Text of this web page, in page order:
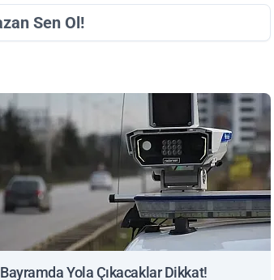
Sen Ol!
Bayramda Yola Çıkacaklar Dikkat!